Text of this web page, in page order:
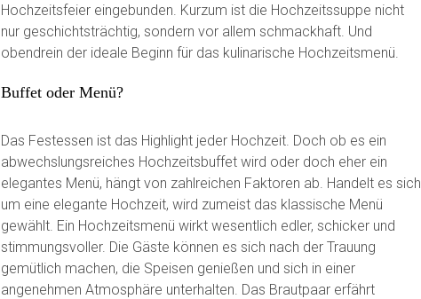
Hochzeitsfeier eingebunden. Kurzum ist die Hochzeitssuppe nicht
nur geschichtsträchtig, sondern vor allem schmackhaft. Und
obendrein der ideale Beginn für das kulinarische Hochzeitsmenü.
Buffet oder Menü?
Das Festessen ist das Highlight jeder Hochzeit. Doch ob es ein
abwechslungsreiches Hochzeitsbuffet wird oder doch eher ein
elegantes Menü, hängt von zahlreichen Faktoren ab. Handelt es sich
um eine elegante Hochzeit, wird zumeist das klassische Menü
gewählt. Ein Hochzeitsmenü wirkt wesentlich edler, schicker und
stimmungsvoller. Die Gäste können es sich nach der Trauung
gemütlich machen, die Speisen genießen und sich in einer
angenehmen Atmosphäre unterhalten. Das Brautpaar erfährt